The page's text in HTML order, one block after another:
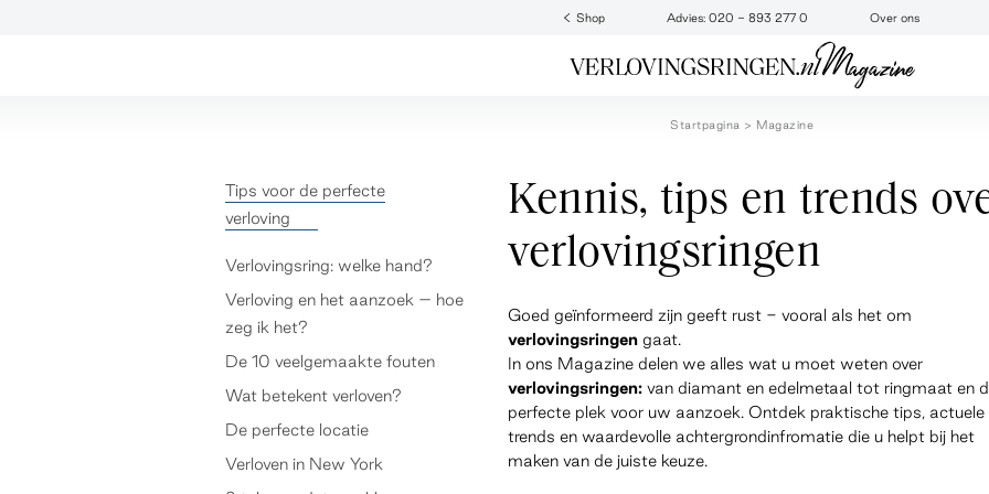
Shop Advies: 020 - 893 277 0 Over ons
Startpagina Magazine
Tips voor de perfecte
verloving
Verlovingsring: welke hand?
Verloving en het aanzoek – hoe
zeg ik het?
De 10 veelgemaakte fouten
Wat betekent verloven?
De perfecte locatie
Verloven in New York
Kennis, tips en trends
verlovingsringen
Goed geïnformeerd zijn geeft rust - vooral als het om
verlovingsringen gaat.
In ons Magazine delen we alles wat u moet weten over
verlovingsringen: van diamant en edelmetaal tot ringmaat en
perfecte plek voor uw aanzoek. Ontdek praktische tips, actuele
trends en waardevolle achtergrondinfromatie die u helpt bij het
maken van de juiste keuze.